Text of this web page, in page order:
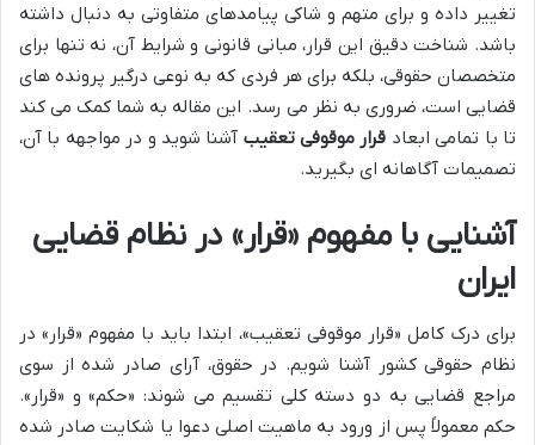
تغییر داده و برای متهم و شاکی پیامدهای متفاوتی به دنبال داشته
باشد. شناخت دقیق این قرار، مبانی قانونی و شرایط آن، نه تنها برای
متخصصان حقوقی، بلکه برای هر فردی که به نوعی درگیر پرونده های
قضایی است، ضروری به نظر می رسد. این مقاله به شما کمک می کند
تا با تمامی ابعاد قرار موقوفی تعقیب آشنا شوید و در مواجهه با آن،
تصمیمات آگاهانه ای بگیرید.
آشنایی با مفهوم «قرار» در نظام قضایی
ایران
برای درک کامل «قرار موقوفی تعقیب»، ابتدا باید با مفهوم «قرار» در
نظام حقوقی کشور آشنا شویم. در حقوق، آرای صادر شده از سوی
مراجع قضایی به دو دسته کلی تقسیم می شوند: «حکم» و «قرار».
حکم معمولاً پس از ورود به ماهیت اصلی دعوا یا شکایت صادر شده